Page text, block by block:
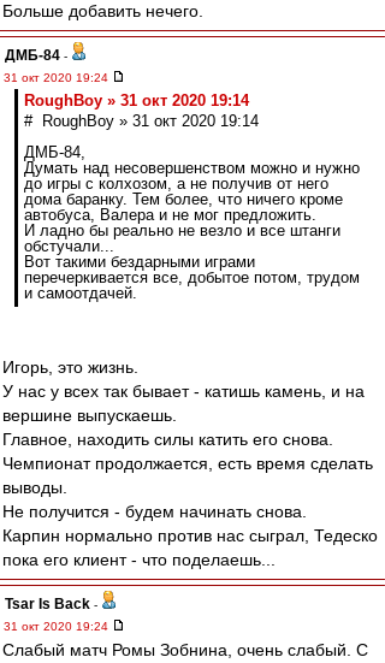
Больше добавить нечего.
ДМБ-84 -
31 окт 2020 19:24
RoughBoy » 31 окт 2020 19:14
# RoughBoy » 31 окт 2020 19:14
ДМБ-84,
Думать над несовершенством можно и нужно
до игры с колхозом, а не получив от него
дома баранку. Тем более, что ничего кроме
автобуса, Валера и не мог предложить.
И ладно бы реально не везло и все штанги
обстучали...
Вот такими бездарными играми
перечеркивается все, добытое потом, трудом
и самоотдачей.
Игорь, это жизнь.
У нас у всех так бывает - катишь камень, и на
вершине выпускаешь.
Главное, находить силы катить его снова.
Чемпионат продолжается, есть время сделать
выводы.
Не получится - будем начинать снова.
Карпин нормально против нас сыграл, Тедеско
пока его клиент - что поделаешь...
Tsar Is Back -
31 окт 2020 19:24
Слабый матч Ромы Зобнина, очень слабый. С